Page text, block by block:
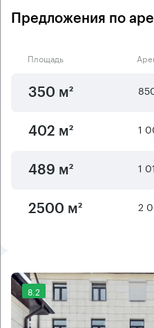
Предложения по
Площадь
350 м²
402 м² 1
489 м² 1
2500 м² 2
8.2